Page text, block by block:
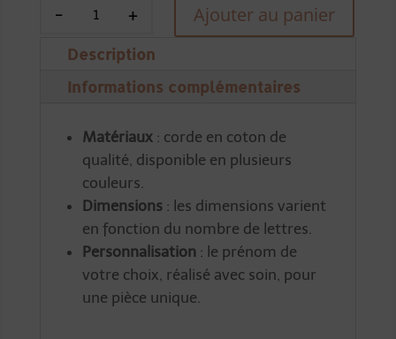
quantité
Prénom
en
Ajouter au panier
Description
Informations complémentaires
Matériaux: corde en coton de
qualité, disponible en plusieurs
couleurs.
Dimensions: les dimensions varient
en fonction du nombre de lettres.
Personnalisation: le prénom de
votre choix, réalisé avec soin, pour
une pièce unique.